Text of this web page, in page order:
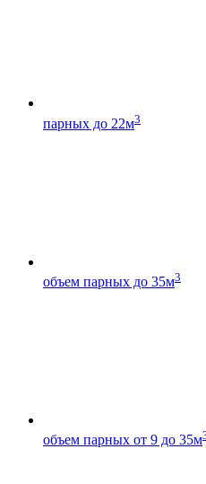
парных до 22м3
объем парных до 35м3
объем парных от 9 до 35м